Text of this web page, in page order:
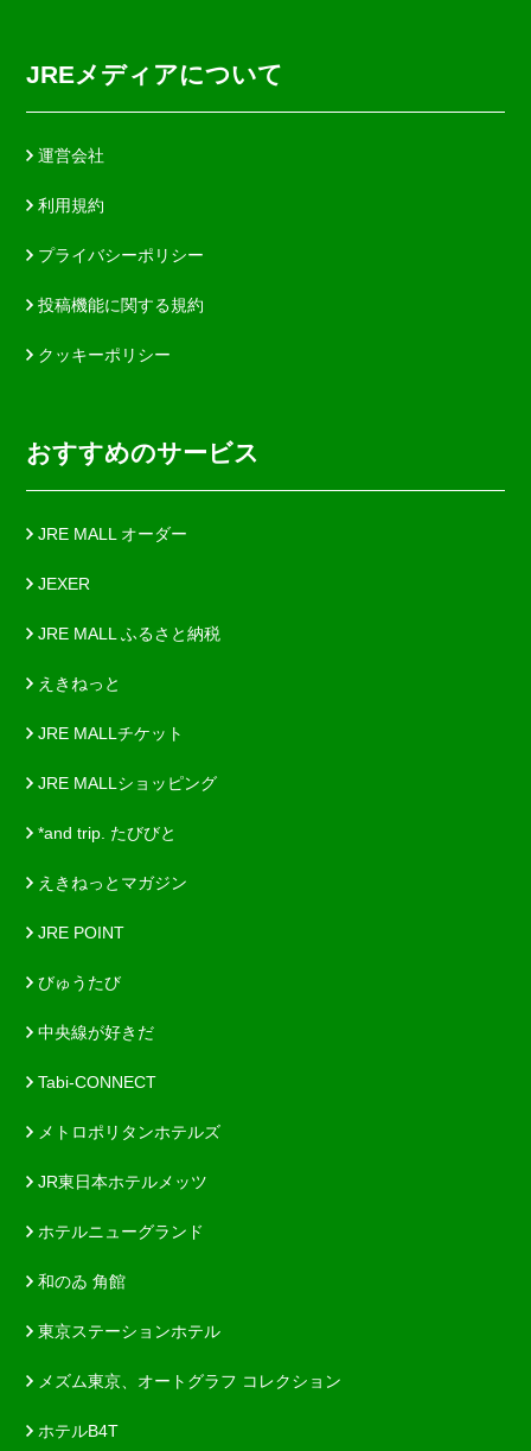
JREメディアについて
運営会社
利用規約
プライバシーポリシー
投稿機能に関する規約
クッキーポリシー
おすすめのサービス
JRE MALL オーダー
JEXER
JRE MALL ふるさと納税
えきねっと
JRE MALLチケット
JRE MALLショッピング
*and trip. たびびと
えきねっとマガジン
JRE POINT
びゅうたび
中央線が好きだ
Tabi-CONNECT
メトロポリタンホテルズ
JR東日本ホテルメッツ
ホテルニューグランド
和のゐ 角館
東京ステーションホテル
メズム東京、オートグラフ コレクション
ホテルB4T